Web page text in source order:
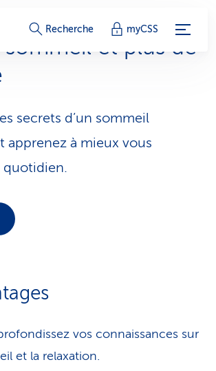
L
i
n
s
d
v
i
c
Recherche myCSS
sommeil et plus de
secrets d’un sommeil
apprenez à mieux vous
quotidien.
vos connaissances sur
et la relaxation.